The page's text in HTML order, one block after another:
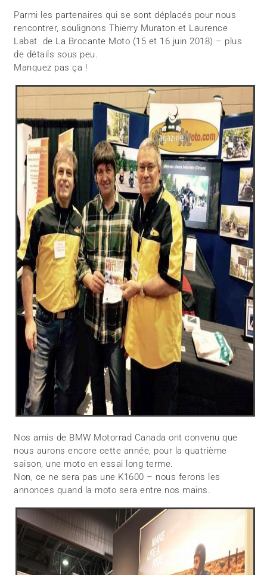
Parmi les partenaires qui se sont déplacés pour nous
rencontrer, soulignons Thierry Muraton et Laurence
Labat de La Brocante Moto (15 et 16 juin 2018) – plus
de détails sous peu.
Manquez pas ça !
Nos amis de BMW Motorrad Canada ont convenu que
nous aurons encore cette année, pour la quatrième
saison, une moto en essai long terme.
Non, ce ne sera pas une K1600 – nous ferons les
annonces quand la moto sera entre nos mains.